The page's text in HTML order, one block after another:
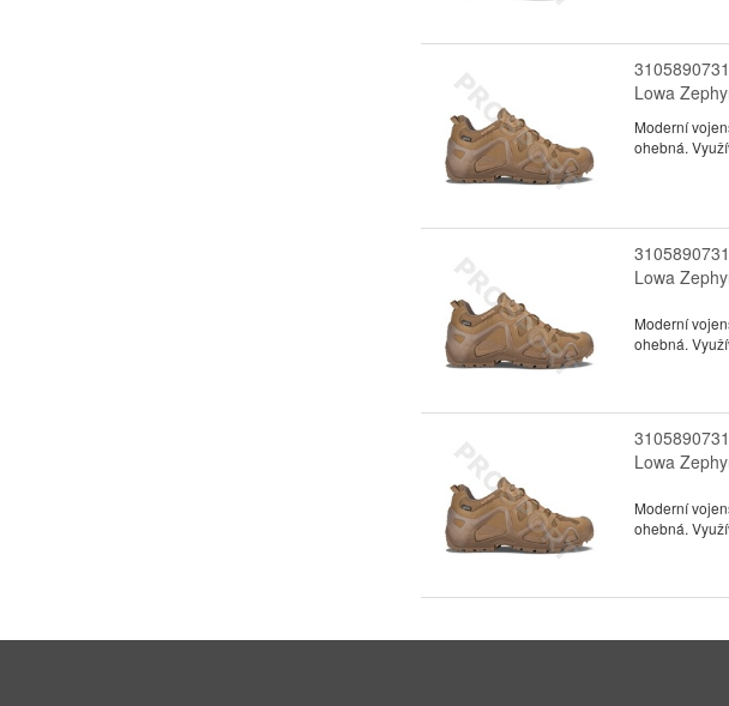
3105890731
Lowa
Moderní
ohebná.
3105890731
Lowa
Moderní
ohebná.
3105890731
Lowa
Moderní
ohebná.